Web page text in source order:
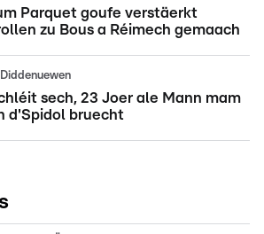
Parquet goufe verstäerkt
zu Bous a Réimech gemaach
sech, 23 Joer ale Mann mam
d'Spidol bruecht